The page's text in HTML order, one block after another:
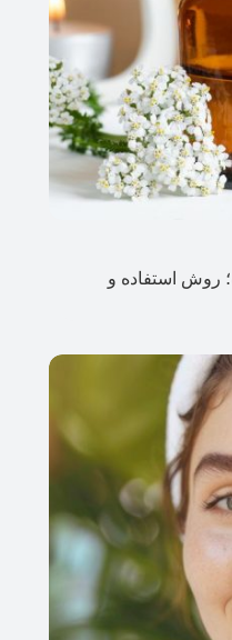
روش استفاده و